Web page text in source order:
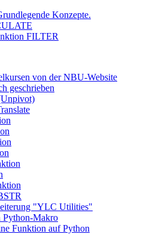
Konzepte.
FILTER
von der NBU-Website
geschrieben
"YLC Utilities"
Python-Makro
Funktion auf Python